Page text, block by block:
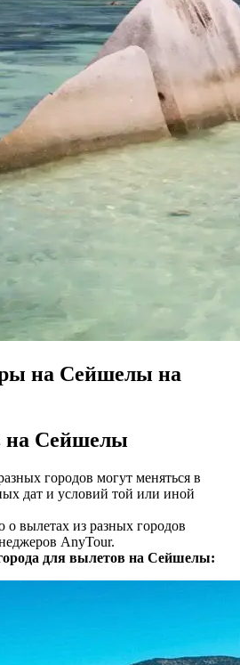
на Сейшелы на
на Сейшелы
городов могут меняться в
дат и условий той или иной
вылетах из разных городов
AnyTour.
для вылетов на Сейшелы: